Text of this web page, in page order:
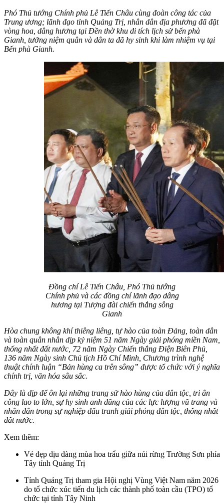
Phó Thủ tướng Chính phủ Lê Tiến Châu cùng đoàn công tác của
Trung ương; lãnh đạo tỉnh Quảng Trị, nhân dân địa phương đã đặt
vòng hoa, dâng hương tại Đền thờ khu di tích lịch sử bến phà
Gianh, tưởng niệm quân và dân ta đã hy sinh khi làm nhiệm vụ tại
Bến phà Gianh.
Đồng chí Lê Tiến Châu, Phó Thủ tướng
Chính phủ và các đồng chí lãnh đạo dâng
hương tại Tượng đài chiến thắng sông
Gianh
Hòa chung không khí thiêng liêng, tự hào của toàn Đảng, toàn dân
và toàn quân nhân dịp kỷ niệm 51 năm Ngày giải phóng miền Nam,
thống nhất đất nước, 72 năm Ngày Chiến thắng Điện Biên Phủ,
136 năm Ngày sinh Chủ tịch Hồ Chí Minh, Chương trình nghệ
thuật chính luận “Bản hùng ca trên sông” được tổ chức với ý nghĩa
chính trị, văn hóa sâu sắc.
Đây là dịp để ôn lại những trang sử hào hùng của dân tộc, tri ân
công lao to lớn, sự hy sinh anh dũng của các lực lượng vũ trang và
nhân dân trong sự nghiệp đấu tranh giải phóng dân tộc, thống nhất
đất nước.
Xem thêm:
Vẻ đẹp dịu dàng mùa hoa trẩu giữa núi rừng Trường Sơn phía
Tây tỉnh Quảng Trị
Tỉnh Quảng Trị tham gia Hội nghị Vùng Việt Nam năm 2026
do tổ chức xúc tiến du lịch các thành phố toàn cầu (TPO) tổ
chức tại tỉnh Tây Ninh